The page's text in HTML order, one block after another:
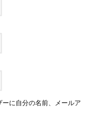
に自分の名前、メールア